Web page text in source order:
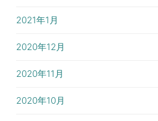
2021年1月
2020年12月
2020年11月
2020年10月